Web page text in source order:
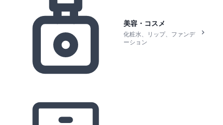
美容・コスメ
化粧水、リップ、ファンデ
ーション